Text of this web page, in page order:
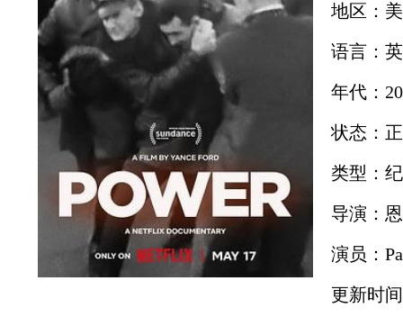
地区：
语言：
年代：
状态：
类型：
导演：
演员：
更新时